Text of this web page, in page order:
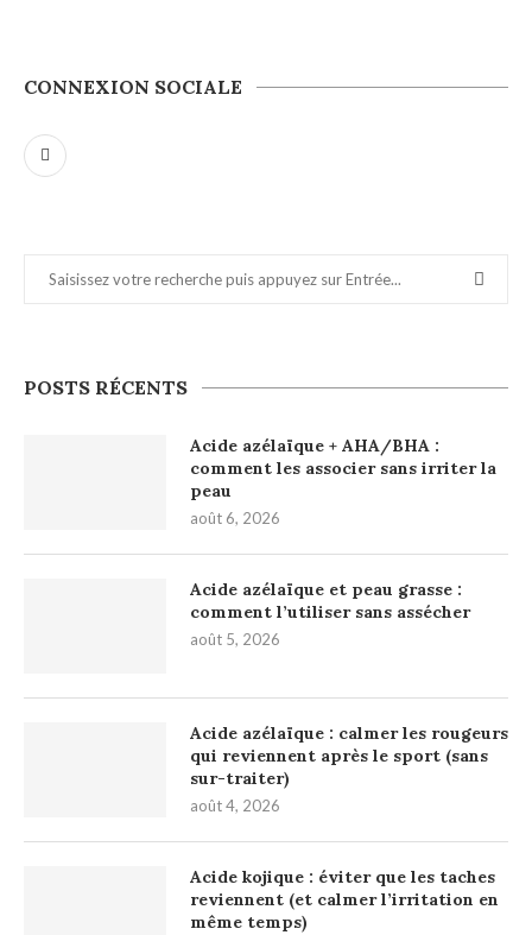
CONNEXION SOCIALE
POSTS RÉCENTS
Acide azélaïque + AHA/BHA :
comment les associer sans irriter la
peau
août 6, 2026
Acide azélaïque et peau grasse :
comment l’utiliser sans assécher
août 5, 2026
Acide azélaïque : calmer les rougeurs
qui reviennent après le sport (sans
sur-traiter)
août 4, 2026
Acide kojique : éviter que les taches
reviennent (et calmer l’irritation en
même temps)